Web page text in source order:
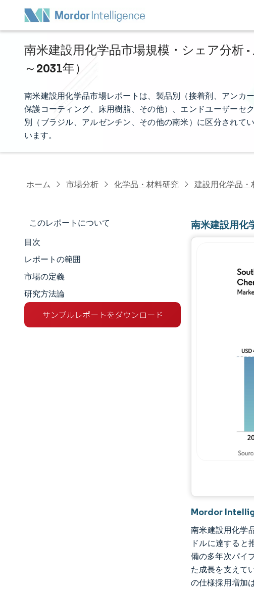
南米建設用化学品市場規模・シェア分析
～2031年）
南米建設用化学品市場レポートは、製品別（接着剤、アンカ
保護コーティング、床用樹脂、その他）、エンドユーザーセ
別（ブラジル、アルゼンチン、その他の南米）に区分されて
います。
ホーム 市場分析 化学品・材料研究 建設用化学品・
このレポートについて
市場規模とシェア
市場分析
トレンドとインサイト
セグメント分析
目次
レポートの範囲
市場の定義
研究方法論
南米建設用化
Mordor
南米建設用化学
ドルに達すると
備の多年次パイ
た成長を支えて
の仕様採用増加